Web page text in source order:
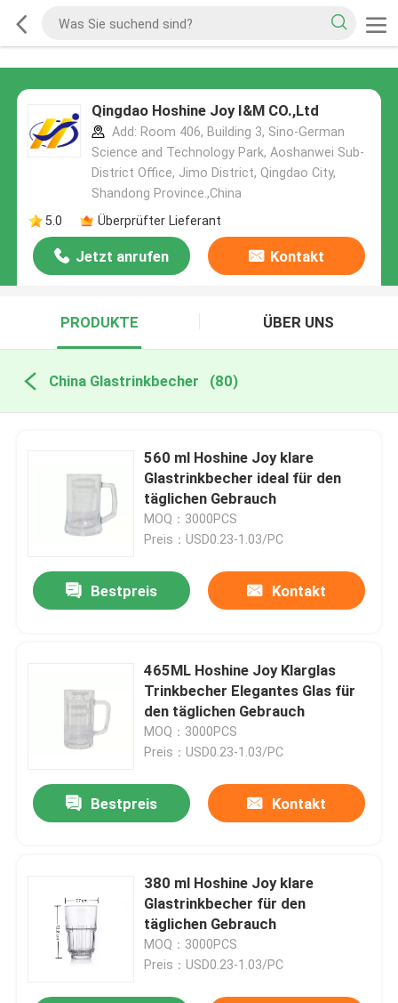
Qingdao Hoshine Joy I&M CO.,Ltd
Add: Room 406, Building 3, Sino-German
Science and Technology Park, Aoshanwei Sub-
District Office, Jimo District, Qingdao City,
Shandong Province.,China
5.0
Überprüfter Lieferant
Jetzt anrufen Kontakt
PRODUKTE ÜBER UNS
China Glastrinkbecher (80)
560 ml Hoshine Joy klare
Glastrinkbecher ideal für den
täglichen Gebrauch
MOQ：3000PCS
Preis：USD0.23-1.03/PC
Bestpreis Kontakt
465ML Hoshine Joy Klarglas
Trinkbecher Elegantes Glas für
den täglichen Gebrauch
MOQ：3000PCS
Preis：USD0.23-1.03/PC
Bestpreis Kontakt
380 ml Hoshine Joy klare
Glastrinkbecher für den
täglichen Gebrauch
MOQ：3000PCS
Preis：USD0.23-1.03/PC